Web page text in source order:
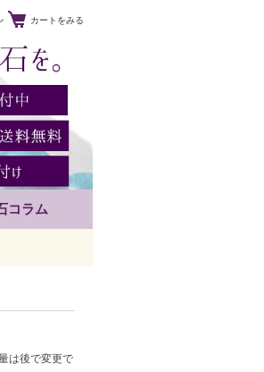
カートをみる
コラム
は後で変更で